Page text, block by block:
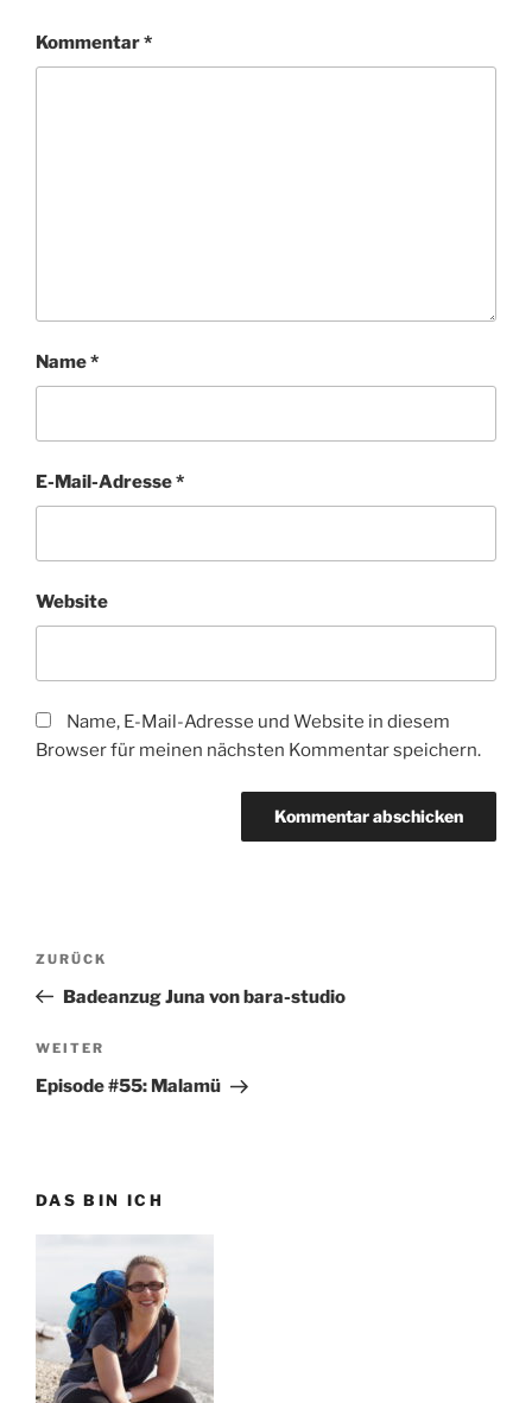
Kommentar*
Name*
E-Mail-Adresse*
Website
Name, E-Mail-Adresse und Website in diesem
Browser für meinen nächsten Kommentar speichern.
Beitragsnavigation
Vorheriger
Beitrag
ZURÜCK
Badeanzug Juna von bara-studio
Nächster
Beitrag
WEITER
Episode #55: Malamü
DAS BIN ICH